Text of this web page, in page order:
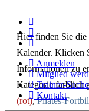
main
content
facebook
youtube
instagram
Anmelden
Mitglied
Trainer-Suche
Kontakt
Hier finden Sie
Kalender. Klicken
Informationen zu
Kategorie farblich
(rot),Pilates-